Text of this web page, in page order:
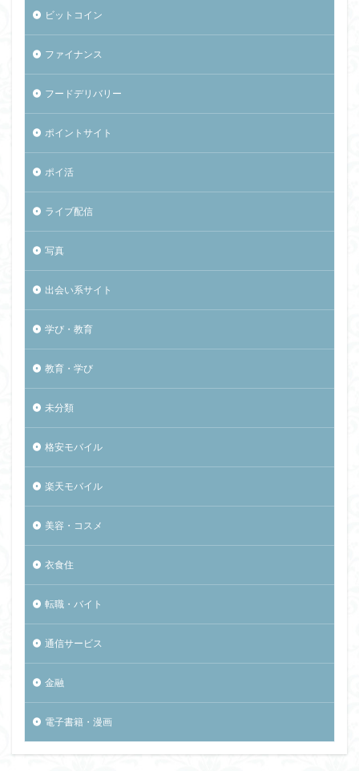
ビットコイン
ファイナンス
フードデリバリー
ポイントサイト
ポイ活
ライブ配信
写真
出会い系サイト
学び・教育
教育・学び
未分類
格安モバイル
楽天モバイル
美容・コスメ
衣食住
転職・バイト
通信サービス
金融
電子書籍・漫画